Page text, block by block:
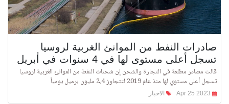
صادرات النفط من الموانئ الغربية لروسيا
تسجل أعلى مستوى لها في 4 سنوات في أبريل
قالت مصادر مطلعة في التجارة والشحن إن شحنات النفط من الموانئ الغربية لروسيا
تسجل أعلى مستوي لها منذ عام 2019 لتتجاوز 2.4 مليون برميل يومياً
الاخبار